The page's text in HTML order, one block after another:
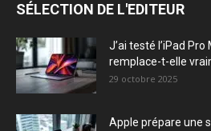
SÉLECTION DE L'EDITEUR
J’ai testé l’iPad
remplace-t-elle
29 octobre 2025
Apple prépare une